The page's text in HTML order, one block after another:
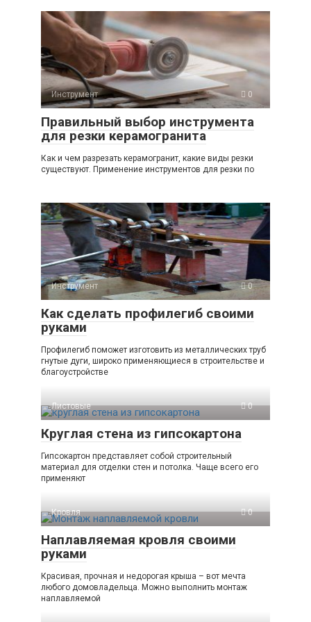
Инструмент 0
Правильный выбор инструмента
для резки керамогранита
Как и чем разрезать керамогранит, какие виды резки
существуют. Применение инструментов для резки по
Инструмент 0
Как сделать профилегиб своими
руками
Профилегиб поможет изготовить из металлических труб
гнутые дуги, широко применяющиеся в строительстве и
благоустройстве
Листовые 0
Круглая стена из гипсокартона
Гипсокартон представляет собой строительный
материал для отделки стен и потолка. Чаще всего его
применяют
Кровля 0
Наплавляемая кровля своими
руками
Красивая, прочная и недорогая крыша – вот мечта
любого домовладельца. Можно выполнить монтаж
наплавляемой